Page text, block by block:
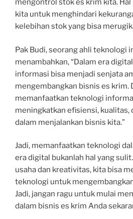
mengontrol stok es krim kita.
kita untuk menghindari
kelebihan stok yang bisa
Pak Budi, seorang ahli teknologi
menambahkan, “Dalam era
informasi bisa menjadi senjata
mengembangkan bisnis es krim.
memanfaatkan teknologi
meningkatkan efisiensi, kualitas,
dalam menjalankan bisnis kita.”
Jadi, memanfaatkan teknologi
era digital bukanlah hal yang
usaha dan kreativitas, kita bisa
teknologi untuk
Jadi, jangan ragu untuk mulai
dalam bisnis es krim Anda